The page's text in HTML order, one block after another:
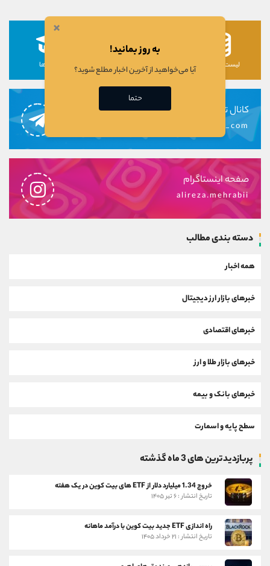
لیست رمزارزها لیست سهام ها دوره ها
کانال تلگرام
alirezamehrabi_com
صفحه اینستاگرام
alireza.mehrabii
دسته بندی مطالب
همه اخبار
خبرهای بازار ارز دیجیتال
خبرهای اقتصادی
خبرهای بازار طلا و ارز
خبرهای بانک و بیمه
سطح پایه و اسمارت
پربازدیدترین های 3 ماه گذشته
خروج 1.34 میلیارد دلار از ETF های بیت کوین در یک هفته
تاریخ انتشار : ۶ تیر ۱۴۰۵
راه اندازی ETF جدید بیت کوین با درآمد ماهانه
تاریخ انتشار : ۲۱ خرداد ۱۴۰۵
×
به روز بمانید!
آیا می‌خواهید از آخرین اخبار مطلع شوید؟
حتما